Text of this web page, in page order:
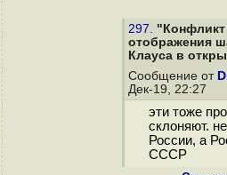
297. "Конфликт
отображения
Клауса в
Сообщение от
Дек-19, 22:27
эти тоже
склоняют.
России, а
СССР